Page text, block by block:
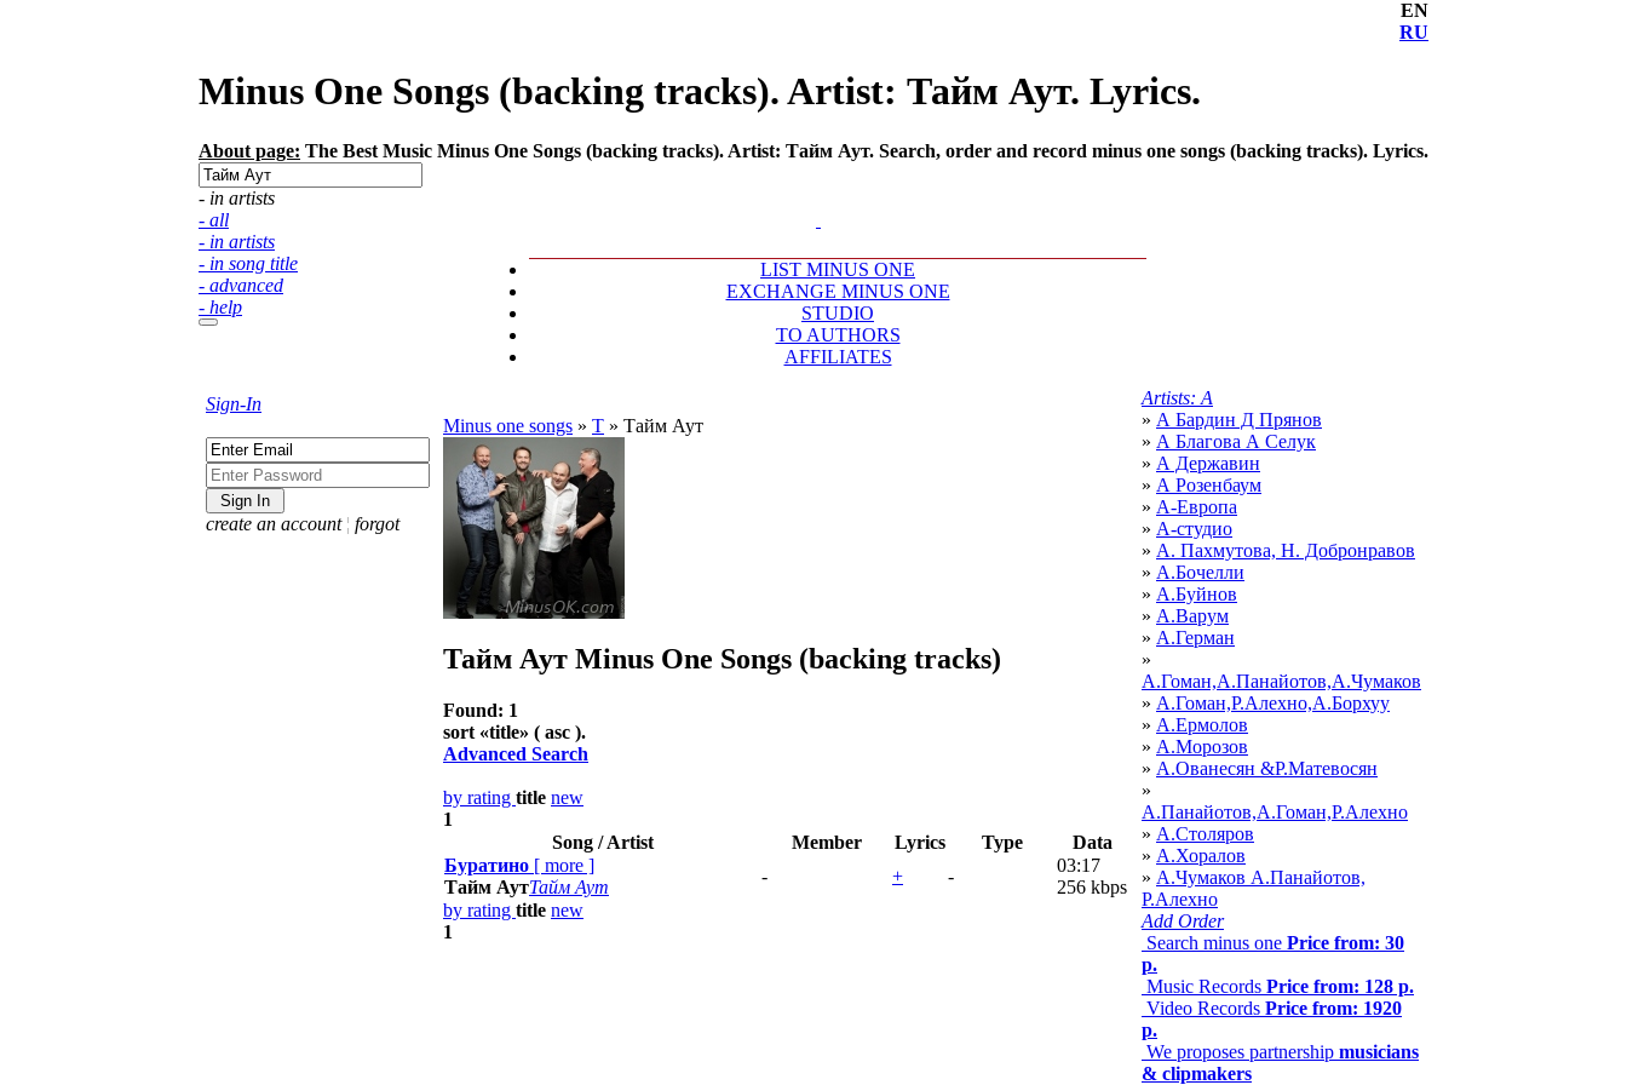
EN
RU
Minus One Songs (backing tracks). Artist: Тайм Аут. Lyrics.
About page: The Best Music Minus One Songs (backing tracks). Artist: Тайм Аут. Search, order and record minus one songs (backing tracks). Lyrics.
- in artists
- all
- in artists
- in song title
- advanced
- help
LIST MINUS ONE
EXCHANGE MINUS ONE
STUDIO
TO AUTHORS
AFFILIATES
Sign-In
create an account ¦ forgot
Minus one songs » Т » Тайм Аут
Тайм Аут Minus One Songs (backing tracks)
Found: 1
sort «title» ( asc ).
Advanced Search
by rating title new
1
Song / Artist
Member Lyrics Type
Data
Буратино [ more ]
Тайм АутТайм Аут
- + -
03:17
256 kbps
by rating title new
1
Artists: А
» А Бардин Д Прянов
» А Благова А Селук
» А Державин
» А Розенбаум
» А-Европа
» А-студио
» А. Пахмутова, Н. Добронравов
» А.Бочелли
» А.Буйнов
» А.Варум
» А.Герман
»
А.Гоман,А.Панайотов,А.Чумаков
» А.Гоман,Р.Алехно,А.Борхуу
» А.Ермолов
» А.Морозов
» А.Ованесян &Р.Матевосян
»
А.Панайотов,А.Гоман,Р.Алехно
» А.Столяров
» А.Хоралов
» А.Чумаков А.Панайотов,
Р.Алехно
Add Order
Search minus one Price from: 30
р.
Music Records Price from: 128 р.
Video Records Price from: 1920
р.
We proposes partnership musicians
& clipmakers